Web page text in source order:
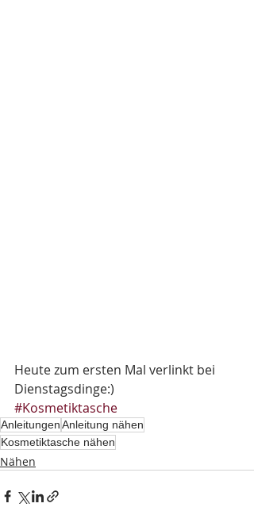
Heute zum ersten Mal verlinkt bei
Dienstagsdinge:)
#Kosmetiktasche
AnleitungenAnleitung nähen
Kosmetiktasche nähen
Nähen